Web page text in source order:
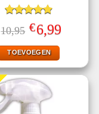
Gewaardeerd
4.89uit 5
10,95 Oorspronkelijke
prijs
was:
€10,95.
€6,99Huidige
prijs
TOEVOEGEN